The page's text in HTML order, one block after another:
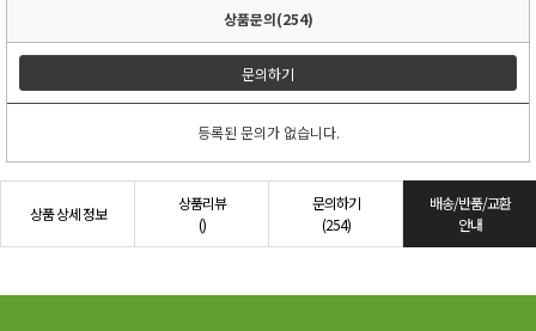
상품문의(254)
문의하기
등록된 문의가 없습니다.
상품 상세 정보
상품리뷰
()
문의하기
(254)
배송/반품/교환
안내